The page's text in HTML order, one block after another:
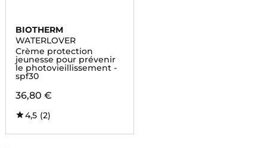
BIOTHERM
WATERLOVER
Crème protection
jeunesse pour prévenir
le photovieillissement -
spf30
36,80 €
4,5 (2)